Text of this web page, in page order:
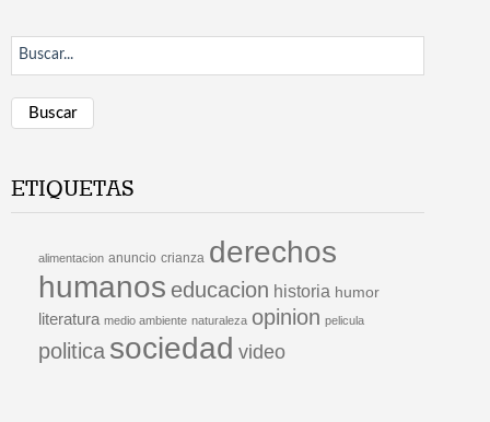
Buscar
ETIQUETAS
alimentacion anuncio crianza derechos
humanos educacion historia humor
literatura medio ambiente naturaleza opinion pelicula
politica sociedad video